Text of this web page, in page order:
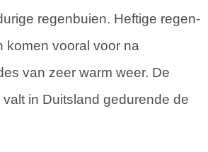
regenbuien. Heftige regen-
komen vooral voor na
van zeer warm weer. De
in Duitsland gedurende de